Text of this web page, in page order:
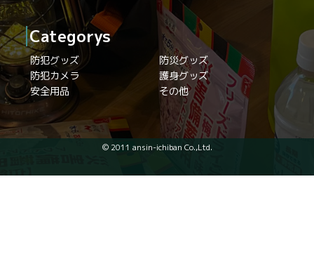
Categorys
防犯グッズ
防災グッズ
防犯カメラ
護身グッズ
安全用品
その他
© 2011 ansin-ichiban Co.,Ltd.